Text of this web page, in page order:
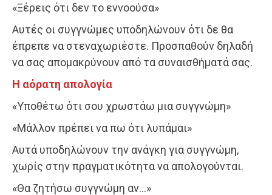
«Ξέρεις ότι δεν το εννοούσα»
Αυτές οι συγγνώμες υποδηλώνουν ότι δε θα
έπρεπε να στεναχωριέστε. Προσπαθούν δηλαδή
να σας απομακρύνουν από τα συναισθήματά σας.
Η αόρατη απολογία
«Υποθέτω ότι σου χρωστάω μια συγγνώμη»
«Μάλλον πρέπει να πω ότι λυπάμαι»
Αυτά υποδηλώνουν την ανάγκη για συγγνώμη,
χωρίς στην πραγματικότητα να απολογούνται.
«Θα ζητήσω συγγνώμη αν…»